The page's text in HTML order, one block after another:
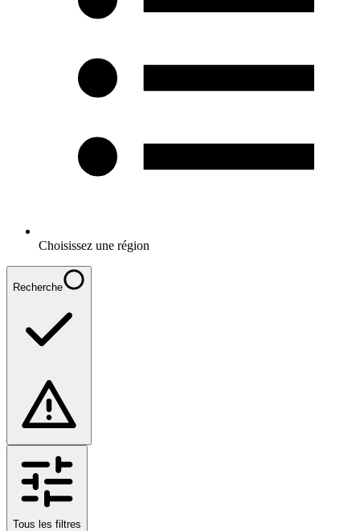
Choisissez une région
Recherche
Tous les filtres